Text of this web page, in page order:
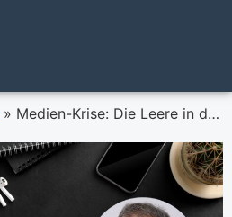
» Medien-Krise: Die Leere in den Redaktionen